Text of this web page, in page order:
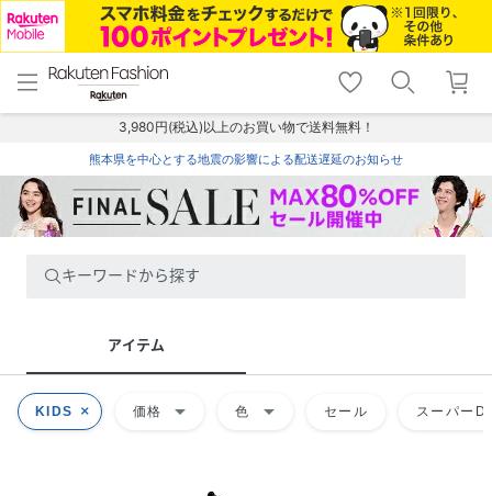
menu home
トップ
shopping_cart lock_outline
ログイン
3,980円(税込)以上のお買い物で送料無料！
熊本県を中心とする地震の影響による配送遅延のお知らせ
キーワードから探す
アイテム
KIDS 価格 arrow_drop_down 色 arrow_drop_down セール スーパー